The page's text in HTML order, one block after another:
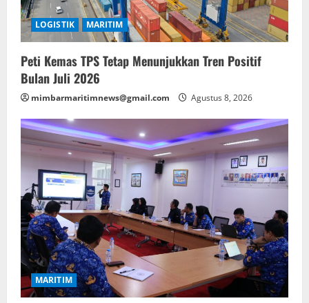
LOGISTIK MARITIM
Peti Kemas TPS Tetap Menunjukkan Tren Positif
Bulan Juli 2026
mimbarmaritimnews@gmail.com Agustus 8, 2026
MARITIM